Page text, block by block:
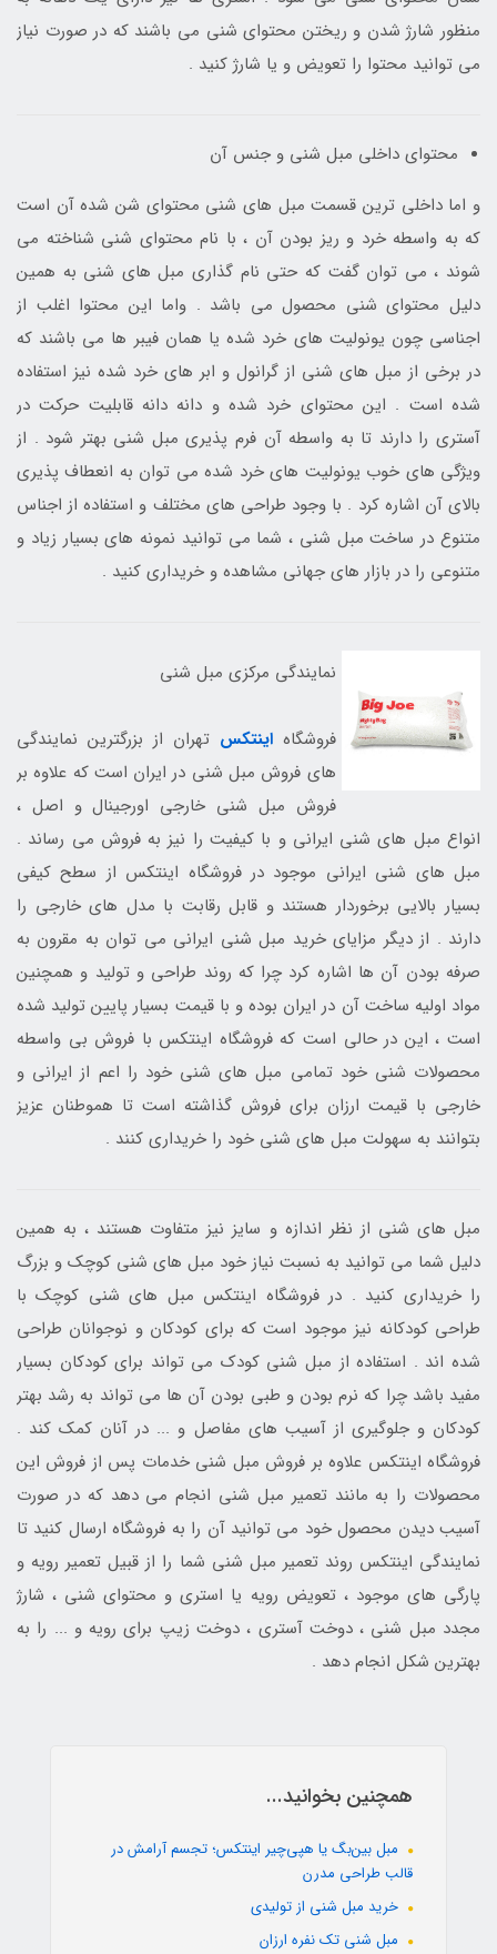
منظور شارژ شدن و ریختن محتوای شنی می باشند که در صورت نیاز
می توانید محتوا را تعویض و یا شارژ کنید .
محتوای داخلی مبل شنی و جنس آن
و اما داخلی ترین قسمت مبل های شنی محتوای شن شده آن است
که به واسطه خرد و ریز بودن آن ، با نام محتوای شنی شناخته می
شوند ، می توان گفت که حتی نام گذاری مبل های شنی به همین
دلیل محتوای شنی محصول می باشد . واما این محتوا اغلب از
اجناسی چون یونولیت های خرد شده یا همان فیبر ها می باشند که
در برخی از مبل های شنی از گرانول و ابر های خرد شده نیز استفاده
شده است . این محتوای خرد شده و دانه دانه قابلیت حرکت در
آستری را دارند تا به واسطه آن فرم پذیری مبل شنی بهتر شود . از
ویژگی های خوب یونولیت های خرد شده می توان به انعطاف پذیری
بالای آن اشاره کرد . با وجود طراحی های مختلف و استفاده از اجناس
متنوع در ساخت مبل شنی ، شما می توانید نمونه های بسیار زیاد و
متنوعی را در بازار های جهانی مشاهده و خریداری کنید .
نمایندگی مرکزی مبل شنی
فروشگاهاینتکس تهران از بزرگترین نمایندگی
های فروش مبل شنی در ایران است که علاوه بر
فروش مبل شنی خارجی اورجینال و اصل ،
انواع مبل های شنی ایرانی و با کیفیت را نیز به فروش می رساند .
مبل های شنی ایرانی موجود در فروشگاه اینتکس از سطح کیفی
بسیار بالایی برخوردار هستند و قابل رقابت با مدل های خارجی را
دارند . از دیگر مزایای خرید مبل شنی ایرانی می توان به مقرون به
صرفه بودن آن ها اشاره کرد چرا که روند طراحی و تولید و همچنین
مواد اولیه ساخت آن در ایران بوده و با قیمت بسیار پایین تولید شده
است ، این در حالی است که فروشگاه اینتکس با فروش بی واسطه
محصولات شنی خود تمامی مبل های شنی خود را اعم از ایرانی و
خارجی با قیمت ارزان برای فروش گذاشته است تا هموطنان عزیز
بتوانند به سهولت مبل های شنی خود را خریداری کنند .
مبل های شنی از نظر اندازه و سایز نیز متفاوت هستند ، به همین
دلیل شما می توانید به نسبت نیاز خود مبل های شنی کوچک و بزرگ
را خریداری کنید . در فروشگاه اینتکس مبل های شنی کوچک با
طراحی کودکانه نیز موجود است که برای کودکان و نوجوانان طراحی
شده اند . استفاده از مبل شنی کودک می تواند برای کودکان بسیار
مفید باشد چرا که نرم بودن و طبی بودن آن ها می تواند به رشد بهتر
کودکان و جلوگیری از آسیب های مفاصل و ... در آنان کمک کند .
فروشگاه اینتکس علاوه بر فروش مبل شنی خدمات پس از فروش این
محصولات را به مانند تعمیر مبل شنی انجام می دهد که در صورت
آسیب دیدن محصول خود می توانید آن را به فروشگاه ارسال کنید تا
نمایندگی اینتکس روند تعمیر مبل شنی شما را از قبیل تعمیر رویه و
پارگی های موجود ، تعویض رویه یا استری و محتوای شنی ، شارژ
مجدد مبل شنی ، دوخت آستری ، دوخت زیپ برای رویه و ... را به
بهترین شکل انجام دهد .
همچنین بخوانید...
مبل بین‌بگ یا هپی‌چیر اینتکس؛ تجسم آرامش در
قالب طراحی مدرن
خرید مبل شنی از تولیدی
مبل شنی تک نفره ارزان